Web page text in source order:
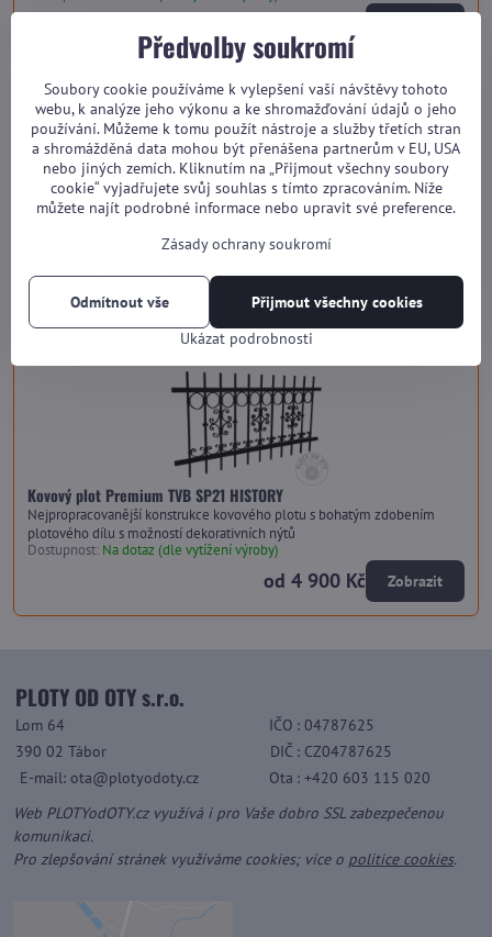
Kovový plot Premium TVB SP21 HARMONY
Nejpropracovanější konstrukce kovového plotu s pokročilými prvky
zdobení plotového dílu s možností dekorativních nýtů
Dostupnost:Na dotaz (dle vytížení výroby)
od 4 040 Kč Zobrazit
Kovový plot Premium TVB SP21 HISTORY
Nejpropracovanější konstrukce kovového plotu s bohatým zdobením
plotového dílu s možností dekorativních nýtů
Dostupnost: Na dotaz (dle vytížení výroby)
od 4 900 Kč Zobrazit
PLOTY OD OTY s.r.o.
Lom 64 IČO : 04787625
390 02 Tábor
DIČ : CZ04787625
E-mail: ota@plotyodoty.cz
Ota : +420 603 115 020
Web PLOTYodOTY.cz využívá i pro Vaše dobro SSL zabezpečenou
komunikaci.
Pro zlepšování stránek využíváme cookies; více o politice cookies.
Předvolby soukromí
Soubory cookie používáme k vylepšení vaší návštěvy tohoto
webu, k analýze jeho výkonu a ke shromažďování údajů o jeho
používání. Můžeme k tomu použít nástroje a služby třetích stran
a shromážděná data mohou být přenášena partnerům v EU, USA
nebo jiných zemích. Kliknutím na „Přijmout všechny soubory
cookie“ vyjadřujete svůj souhlas s tímto zpracováním. Níže
můžete najít podrobné informace nebo upravit své preference.
Zásady ochrany soukromí
Ukázat podrobnosti
Přijmout všechny cookies
Odmítnout vše